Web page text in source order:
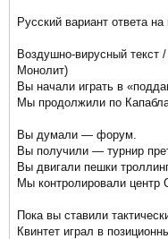
Русский вариант ответа
Воздушно-вирусный текст
Монолит)
Вы начали играть в
Мы продолжили по
Вы думали — форум.
Вы получили — турнир
Вы двигали пешки
Мы контролировали центр
Пока вы ставили
Квинтет играл в